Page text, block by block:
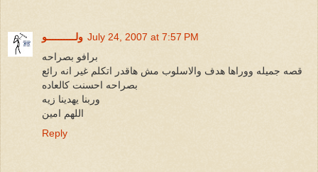
ولــــــــــو July 24, 2007 at 7:57 PM
برافو بصراحه
قصه جميله ووراها هدف والاسلوب مش هاقدر اتكلم غير انه رائع
بصراحه احسنت كالعاده
وربنا يهدينا زيه
اللهم امين
Reply